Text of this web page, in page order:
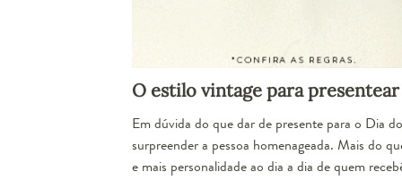
O estilo vintage para presentear
Em dúvida do que dar de presente para o Dia
surpreender a pessoa homenageada. Mais do
e mais personalidade ao dia a dia de quem